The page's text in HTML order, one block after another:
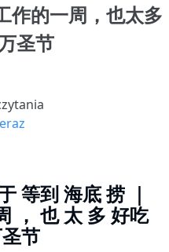
作的一周，也太多
圣节
等到 海底 捞 ｜
， 也 太 多 好吃
节